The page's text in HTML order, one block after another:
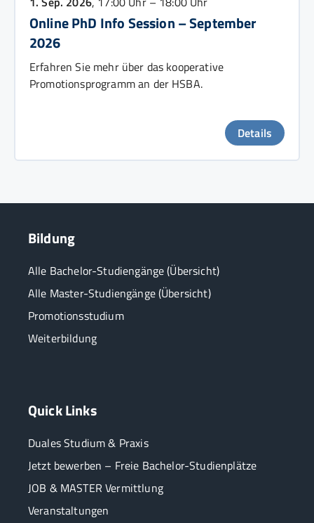
Online PhD Info Session – September
2026
Erfahren Sie mehr über das kooperative
Promotionsprogramm an der HSBA.
Details
Bildung
Alle Bachelor-Studiengänge (Übersicht)
Alle Master-Studiengänge (Übersicht)
Promotionsstudium
Weiterbildung
Quick Links
Duales Studium & Praxis
Jetzt bewerben – Freie Bachelor-Studienplätze
JOB & MASTER Vermittlung
Veranstaltungen